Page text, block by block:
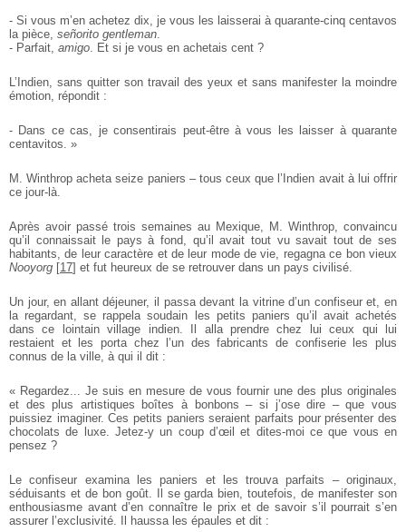
- Si vous m’en achetez dix, je vous les laisserai à quarante-cinq centavos
la pièce, señorito gentleman.
- Parfait, amigo. Et si je vous en achetais cent ?
L’Indien, sans quitter son travail des yeux et sans manifester la moindre
émotion, répondit :
- Dans ce cas, je consentirais peut-être à vous les laisser à quarante
centavitos. »
M. Winthrop acheta seize paniers – tous ceux que l’Indien avait à lui offrir
ce jour-là.
Après avoir passé trois semaines au Mexique, M. Winthrop, convaincu
qu’il connaissait le pays à fond, qu’il avait tout vu savait tout de ses
habitants, de leur caractère et de leur mode de vie, regagna ce bon vieux
Nooyorg [17] et fut heureux de se retrouver dans un pays civilisé.
Un jour, en allant déjeuner, il passa devant la vitrine d’un confiseur et, en
la regardant, se rappela soudain les petits paniers qu’il avait achetés
dans ce lointain village indien. Il alla prendre chez lui ceux qui lui
restaient et les porta chez l’un des fabricants de confiserie les plus
connus de la ville, à qui il dit :
« Regardez... Je suis en mesure de vous fournir une des plus originales
et des plus artistiques boîtes à bonbons – si j’ose dire – que vous
puissiez imaginer. Ces petits paniers seraient parfaits pour présenter des
chocolats de luxe. Jetez-y un coup d’œil et dites-moi ce que vous en
pensez ?
Le confiseur examina les paniers et les trouva parfaits – originaux,
séduisants et de bon goût. Il se garda bien, toutefois, de manifester son
enthousiasme avant d’en connaître le prix et de savoir s’il pourrait s’en
assurer l’exclusivité. Il haussa les épaules et dit :